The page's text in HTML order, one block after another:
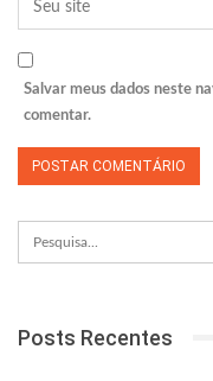
Salvar meus dados neste
comentar.
Posts Recentes